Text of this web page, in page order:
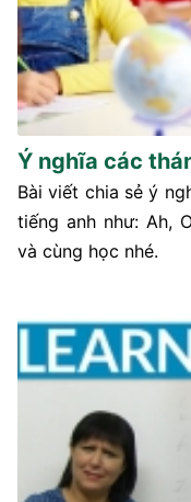
Ý nghĩa các
Bài viết chia sẻ ý
tiếng anh như: Ah,
và cùng học nhé.